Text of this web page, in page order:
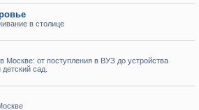
в столице
Москве: от поступления в ВУЗ до устройства
сад.